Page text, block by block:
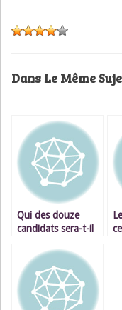
Dans Le Même
Qui des douze
candidats sera-t-il
Mohammed Morsi
ou Ahmed Chafiq?